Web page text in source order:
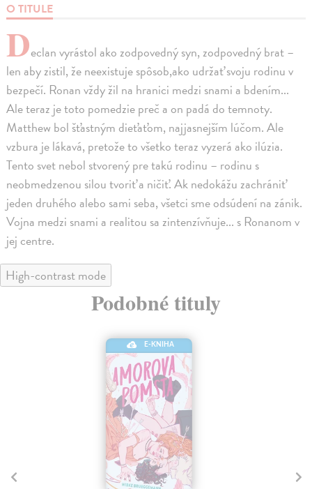
O TITULE
Declan vyrástol ako zodpovedný syn, zodpovedný brat –
len aby zistil, že neexistuje spôsob,ako udržať svoju rodinu v
bezpečí. Ronan vždy žil na hranici medzi snami a bdením...
Ale teraz je toto pomedzie preč a on padá do temnoty.
Matthew bol šťastným dieťaťom, najjasnejším lúčom. Ale
vzbura je lákavá, pretože to všetko teraz vyzerá ako ilúzia.
Tento svet nebol stvorený pre takú rodinu – rodinu s
neobmedzenou silou tvoriť a ničiť. Ak nedokážu zachrániť
jeden druhého alebo sami seba, všetci sme odsúdení na zánik.
Vojna medzi snami a realitou sa zintenzívňuje... s Ronanom v
jej centre.
High-contrast mode
Podobné tituly
E-KNIHA